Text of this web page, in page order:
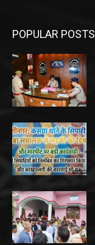
POPULAR POSTS